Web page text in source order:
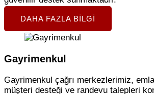
DAHA FAZLA BILGI
Gayrimenkul
Gayrimenkul çağrı merkezlerimiz,
müşteri desteği ve randevu talepleri